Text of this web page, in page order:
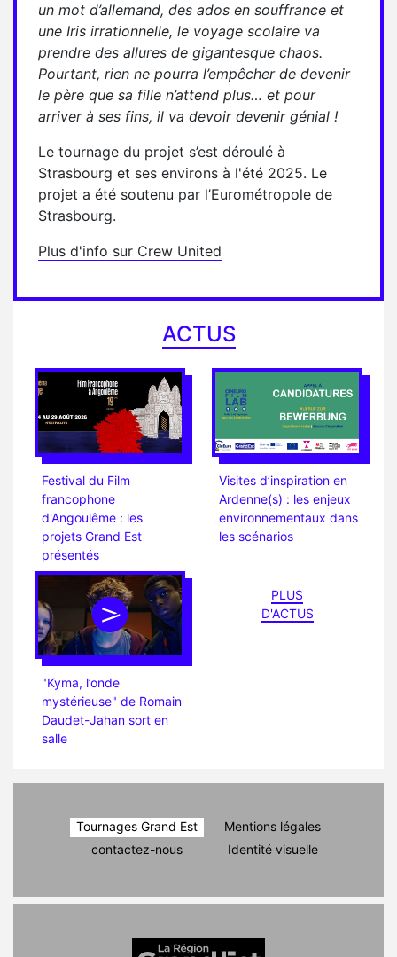
un mot d’allemand, des ados en souffrance et
une Iris irrationnelle, le voyage scolaire va
prendre des allures de gigantesque chaos.
Pourtant, rien ne pourra l’empêcher de devenir
le père que sa fille n’attend plus… et pour
arriver à ses fins, il va devoir devenir génial !
Le tournage du projet s’est déroulé à
Strasbourg et ses environs à l'été 2025. Le
projet a été soutenu par l’Eurométropole de
Strasbourg.
Plus d'info sur Crew United
ACTUS
Festival du Film
francophone
d'Angoulême : les
projets Grand Est
présentés
Visites d’inspiration en
Ardenne(s) : les enjeux
environnementaux dans
les scénarios
"Kyma, l’onde
mystérieuse" de Romain
Daudet-Jahan sort en
salle
PLUS
D'ACTUS
Tournages Grand Est
contactez-nous
Mentions légales
Identité visuelle